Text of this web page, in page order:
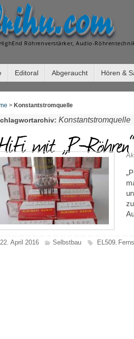
Röhrenverstärker, Audio-
Editoral Abgeraucht Hören &
> Konstantstromquelle
Konstantstromquelle
mit „P-
22. April 2016 Selbstbau EL509,